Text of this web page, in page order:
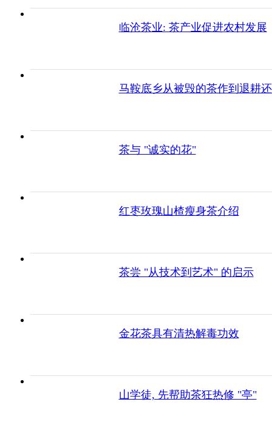
临沧茶业: 茶产业促进农村发展
马鞍底乡从被毁的茶作到退耕
茶与 "诚实的花"
红枣玫瑰山楂瘦身茶介绍
茶尝 "从技术到艺术" 的启示
金花茶具有清热解毒功效
山学徒, 先帮助茶狂热修 "亭"